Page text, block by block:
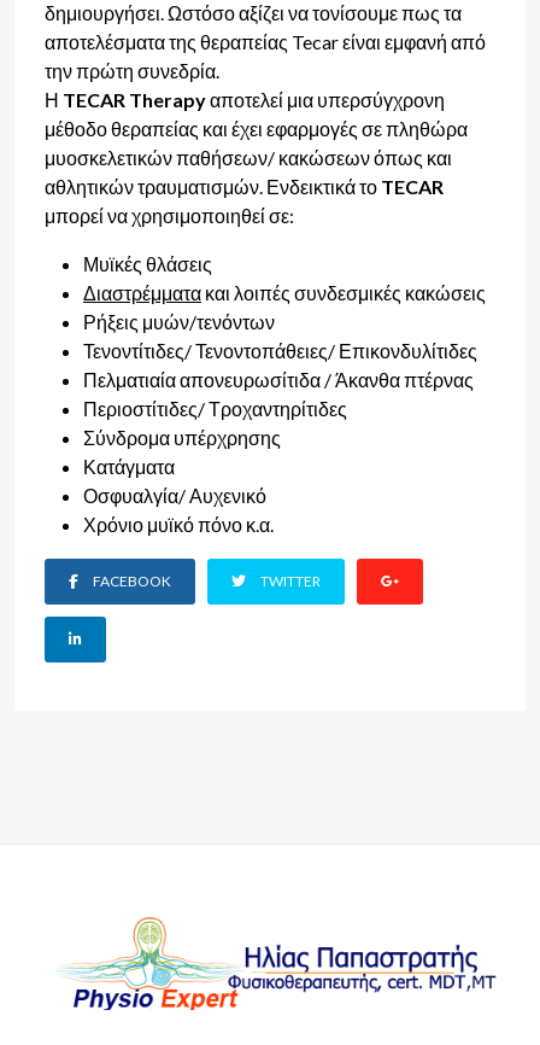
δημιουργήσει. Ωστόσο αξίζει να τονίσουμε πως τα
αποτελέσματα της θεραπείας Tecar είναι εμφανή από
την πρώτη συνεδρία.
Η TECAR Therapyαποτελεί μια υπερσύγχρονη
μέθοδο θεραπείας και έχει εφαρμογές σε πληθώρα
μυοσκελετικώνπαθήσεων/ κακώσεων όπως και
αθλητικών τραυματισμών. Ενδεικτικά το TECAR
μπορεί να χρησιμοποιηθεί σε:
Μυϊκές θλάσεις
Διαστρέμματα και λοιπές συνδεσμικές κακώσεις
Ρήξεις μυών/τενόντων
Τενοντίτιδες/ Τενοντοπάθειες/ Επικονδυλίτιδες
Πελματιαία απονευρωσίτιδα / Άκανθα πτέρνας
Περιοστίτιδες/ Τροχαντηρίτιδες
Σύνδρομα υπέρχρησης
Κατάγματα
Οσφυαλγία/ Αυχενικό
Χρόνιο μυϊκό πόνο κ.α.
FACEBOOK TWITTER